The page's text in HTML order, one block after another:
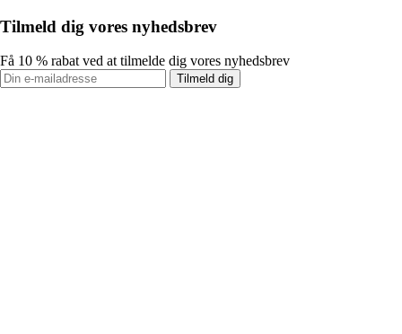
Tilmeld dig vores nyhedsbrev
Få 10 % rabat ved at tilmelde dig vores nyhedsbrev
Tilmeld dig